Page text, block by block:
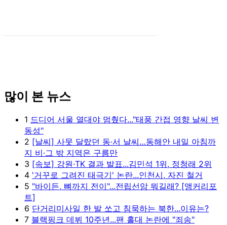
많이 본 뉴스
1 드디어 서울 열대야 멈췄다..."태풍 간접 영향 날씨 변
동성"
2 [날씨] 사뭇 달랐던 동·서 날씨…동해안 내일 아침까
지 비·그 밖 지역은 구름만
3 [속보] 강원·TK 결과 발표...김민석 1위, 정청래 2위
4 '거꾸로 그려진 태극기' 논란...인천시, 자진 철거
5 "바이든, 뼈까지 전이"...전립선암 뭐길래? [앵커리포
트]
6 단거리미사일 한 발 쏘고 침묵하는 북한...이유는?
7 블랙핑크 데뷔 10주년...팬 홀대 논란에 "죄송"